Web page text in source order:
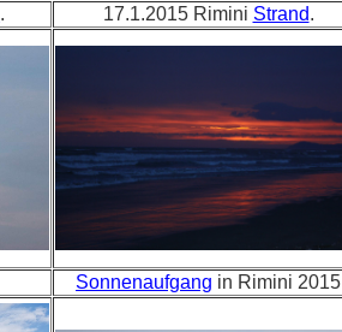
. 17.1.2015 Rimini Strand.
Sonnenaufgang in Rimini 2015